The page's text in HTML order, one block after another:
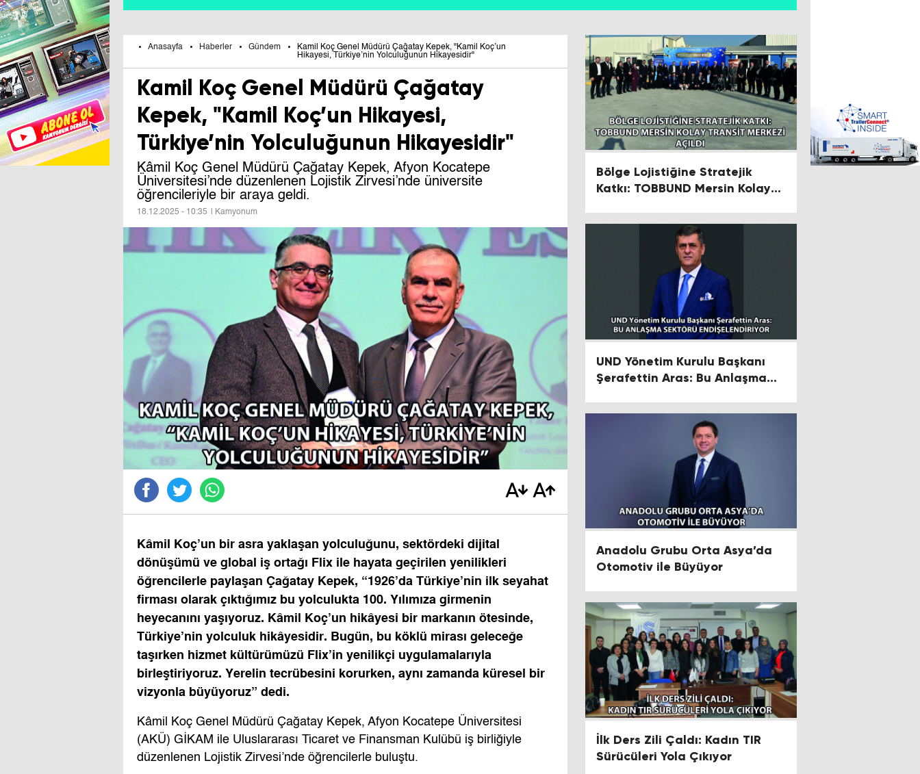
Anasayfa Haberler Gündem
Kamil Koç Genel Müdürü Çağatay Kepek, "Kamil Koç’un
Hikayesi, Türkiye’nin Yolculuğunun Hikayesidir"
Kamil Koç Genel Müdürü Çağatay
Kepek, "Kamil Koç’un Hikayesi,
Türkiye’nin Yolculuğunun Hikayesidir"
Kâmil Koç Genel Müdürü Çağatay Kepek, Afyon Kocatepe
Üniversitesi’nde düzenlenen Lojistik Zirvesi’nde üniversite
öğrencileriyle bir araya geldi.
18.12.2025 - 10:35 | Kamyonum
Kâmil Koç’un bir asra yaklaşan yolculuğunu, sektördeki dijital
dönüşümü ve global iş ortağı Flix ile hayata geçirilen yenilikleri
öğrencilerle paylaşan Çağatay Kepek, “1926’da Türkiye’nin ilk seyahat
firması olarak çıktığımız bu yolculukta 100. Yılımıza girmenin
heyecanını yaşıyoruz. Kâmil Koç’un hikâyesi bir markanın ötesinde,
Türkiye’nin yolculuk hikâyesidir. Bugün, bu köklü mirası geleceğe
taşırken hizmet kültürümüzü Flix’in yenilikçi uygulamalarıyla
birleştiriyoruz. Yerelin tecrübesini korurken, aynı zamanda küresel bir
vizyonla büyüyoruz” dedi.
Kâmil Koç Genel Müdürü Çağatay Kepek, Afyon Kocatepe Üniversitesi
(AKÜ) GİKAM ile Uluslararası Ticaret ve Finansman Kulübü iş birliğiyle
düzenlenen Lojistik Zirvesi’nde öğrencilerle buluştu.
Bölge Lojistiğine Stratejik
Katkı: TOBBUND Mersin Kolay
UND Yönetim Kurulu Başkanı
Şerafettin Aras: Bu Anlaşma
Anadolu Grubu Orta Asya’da
Otomotiv ile Büyüyor
İlk Ders Zili Çaldı: Kadın TIR
Sürücüleri Yola Çıkıyor